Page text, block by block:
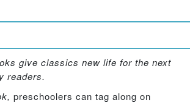
give classics new life for the next
readers.
preschoolers can tag along on